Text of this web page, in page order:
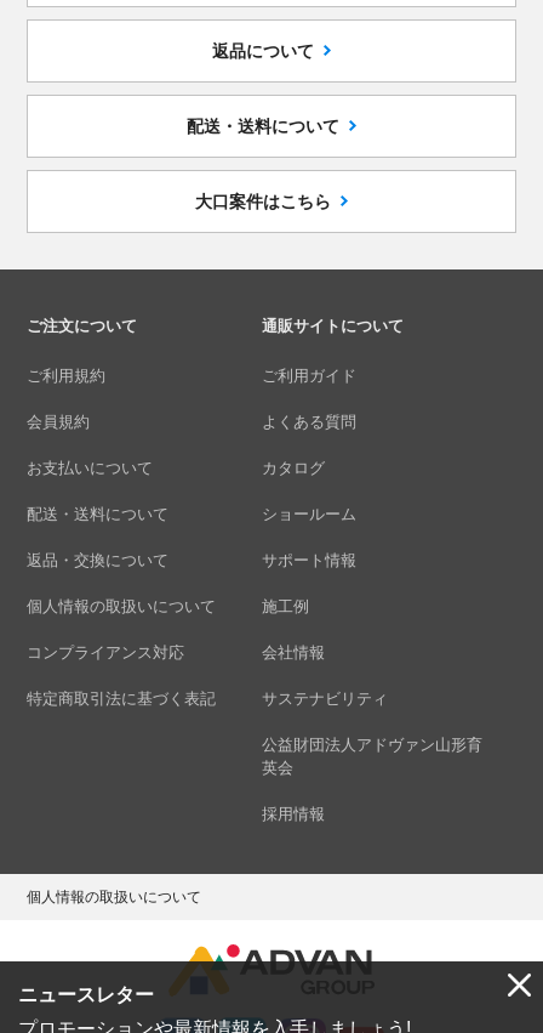
ニュースレター
プロモーションや最新情報を入手しましょう!
返品について
配送・送料について
大口案件はこちら
ご注文について
ご利用規約
会員規約
お支払いについて
配送・送料について
返品・交換について
個人情報の取扱いについて
コンプライアンス対応
特定商取引法に基づく表記
通販サイトについて
ご利用ガイド
よくある質問
カタログ
ショールーム
サポート情報
施工例
会社情報
サステナビリティ
公益財団法人アドヴァン山形育
英会
採用情報
個人情報の取扱いについて